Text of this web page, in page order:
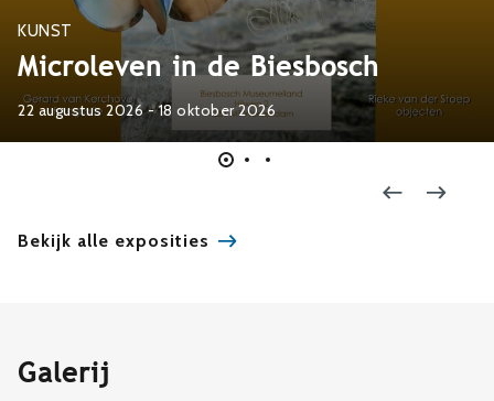
KUNST
Microleven in de Biesbosch
22 augustus 2026 - 18 oktober 2026
Bekijk alle exposities
Galerij